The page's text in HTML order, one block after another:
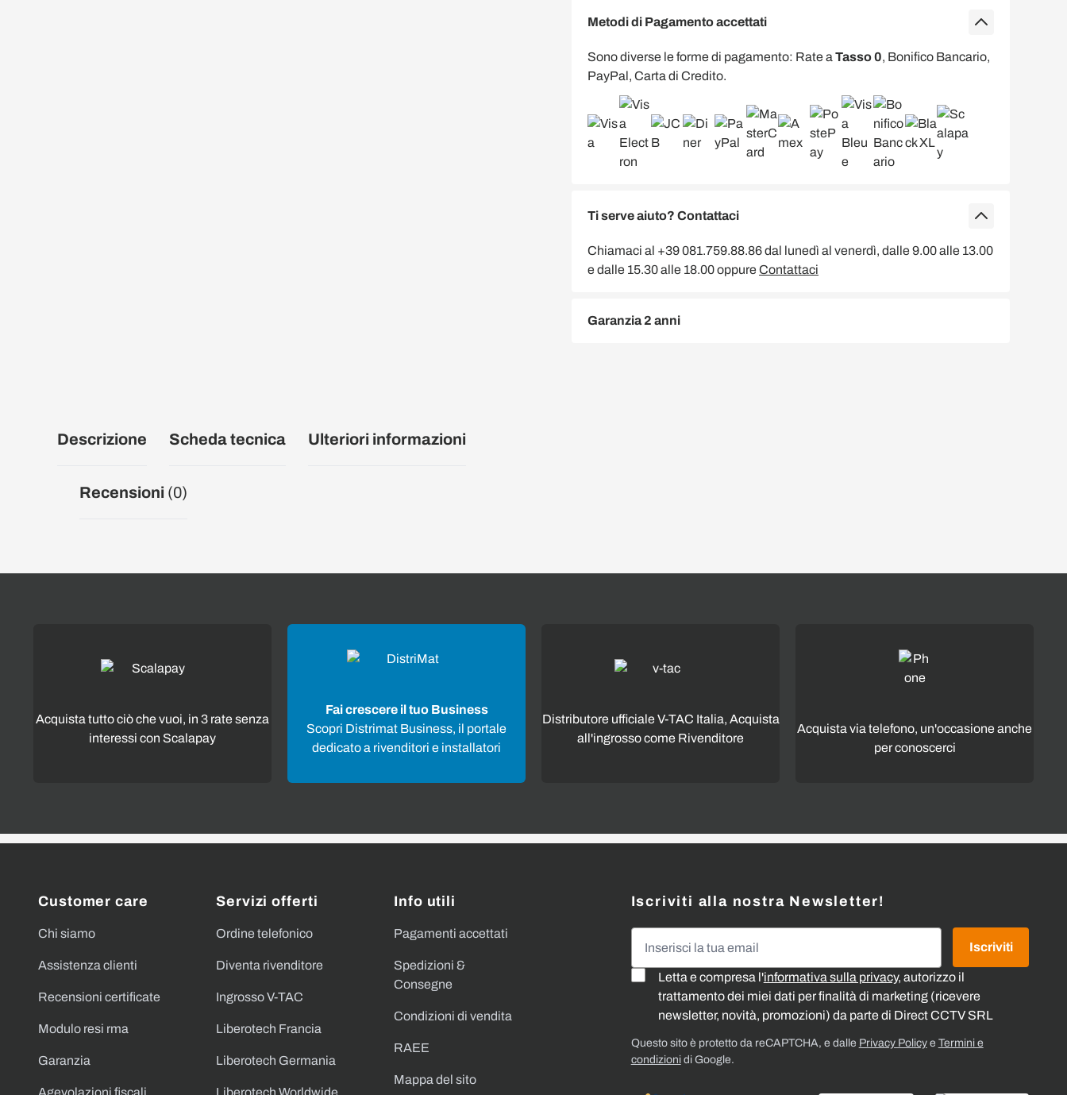
Metodi di Pagamento accettati
Sono diverse le forme di pagamento: Rate a Tasso 0, Bonifico Bancario,
PayPal, Carta di Credito.
Ti serve aiuto? Contattaci
Chiamaci al +39 081.759.88.86 dal lunedì al venerdì, dalle 9.00 alle 13.00
e dalle 15.30 alle 18.00 oppureContattaci
Garanzia 2 anni
Descrizione Scheda tecnica Ulteriori informazioni
Recensioni (0)
Acquista tutto ciò che vuoi, in 3 rate senza
interessi con Scalapay
Fai crescere il tuo Business
Scopri Distrimat Business, il portale
dedicato a rivenditori e installatori
Distributore ufficiale V-TAC Italia, Acquista
all'ingrosso come Rivenditore
Acquista via telefono, un'occasione anche
per conoscerci
Customer care
Chi siamo
Assistenza clienti
Recensioni certificate
Modulo resi rma
Garanzia
Agevolazioni fiscali
Servizi offerti
Ordine telefonico
Diventa rivenditore
Ingrosso V-TAC
Liberotech Francia
Liberotech Germania
Liberotech Worldwide
Info utili
Pagamenti accettati
Spedizioni &
Consegne
Condizioni di vendita
RAEE
Mappa del sito
Iscriviti alla nostra Newsletter!
Letta e compresa l'informativa sulla privacy, autorizzo il
trattamento dei miei dati per finalità di marketing (ricevere
newsletter, novità, promozioni) da parte di Direct CCTV SRL
Iscriviti
Questo sito è protetto da reCAPTCHA, e dalle Privacy Policye Termini e
condizionidi Google.